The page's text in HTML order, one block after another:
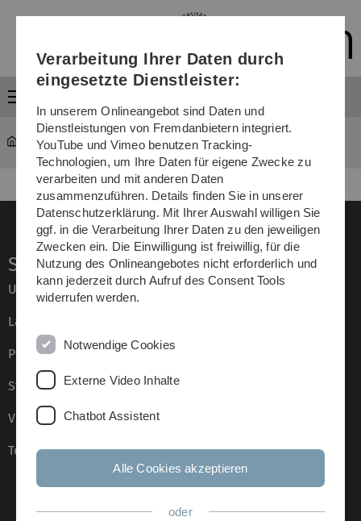
Direkt
Direkt
Direkt
(Sprache,
Drucken,
Media)
Direkt
Direkt
Members PIs
Service
Universität von A–Z
Lagepläne
Presse
Stellenangebote
Veranstaltungskalender
Telefonverzeichnis
Verarbeitung Ihrer Daten durch
eingesetzte Dienstleister:
In unserem Onlineangebot sind Daten und
Dienstleistungen von Fremdanbietern integriert.
YouTube und Vimeo benutzen Tracking-
Technologien, um Ihre Daten für eigene Zwecke zu
verarbeiten und mit anderen Daten
zusammenzuführen. Details finden Sie in unserer
Datenschutzerklärung. Mit Ihrer Auswahl willigen Sie
ggf. in die Verarbeitung Ihrer Daten zu den jeweiligen
Zwecken ein. Die Einwilligung ist freiwillig, für die
Nutzung des Onlineangebotes nicht erforderlich und
kann jederzeit durch Aufruf des Consent Tools
widerrufen werden.
Notwendige Cookies
Externe Video Inhalte
Chatbot Assistent
Alle Cookies akzeptieren
oder